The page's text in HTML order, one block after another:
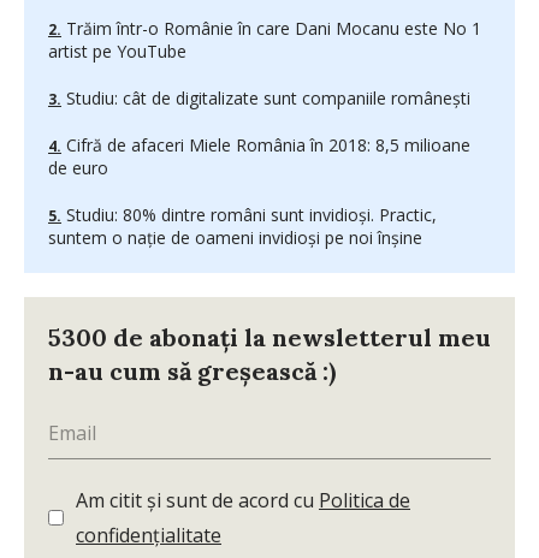
Trăim într-o Românie în care Dani Mocanu este No 1
artist pe YouTube
Studiu: cât de digitalizate sunt companiile românești
Cifră de afaceri Miele România în 2018: 8,5 milioane
de euro
Studiu: 80% dintre români sunt invidioși. Practic,
suntem o nație de oameni invidioși pe noi înșine
5300 de abonați la newsletterul meu
n-au cum să greșească :)
Am citit și sunt de acord cu Politica de
confidențialitate